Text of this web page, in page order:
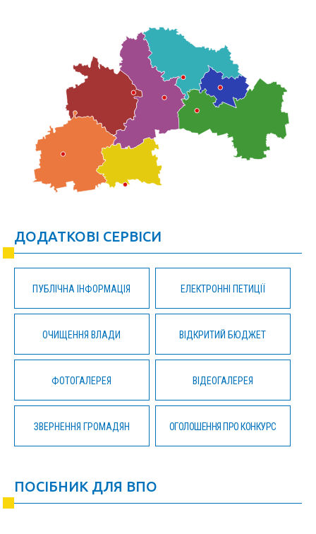
ДОДАТКОВІ СЕРВІСИ
ПУБЛІЧНА ІНФОРМАЦІЯ ЕЛЕКТРОННІ ПЕТИЦІЇ
ОЧИЩЕННЯ ВЛАДИ ВІДКРИТИЙ БЮДЖЕТ
ФОТОГАЛЕРЕЯ ВІДЕОГАЛЕРЕЯ
ЗВЕРНЕННЯ ГРОМАДЯН ОГОЛОШЕННЯ ПРО КОНКУРС
ПОСІБНИК ДЛЯ ВПО